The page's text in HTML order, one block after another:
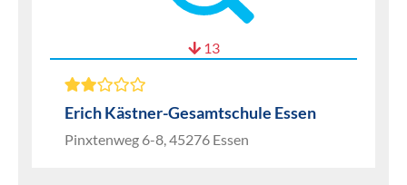
13
Erich Kästner-Gesamtschule Essen
Pinxtenweg 6-8, 45276 Essen